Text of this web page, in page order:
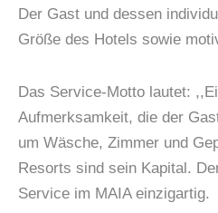
Der Gast und dessen
Größe des Hotels sowie
Das Service-Motto lautet:
Aufmerksamkeit, die der
um Wäsche, Zimmer und
Resorts sind sein Kapital.
Service im MAIA einzigartig.